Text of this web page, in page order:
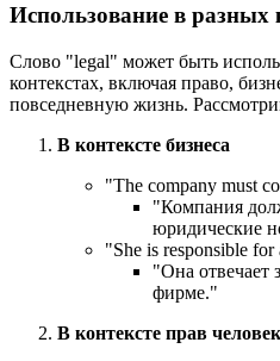
Использование в разных
Слово "legal" может быть
контекстах, включая право,
повседневную жизнь.
В контексте бизнеса
"The company must
"Компания
юридические
"She is responsible
"Она отвечает
фирме."
В контексте прав